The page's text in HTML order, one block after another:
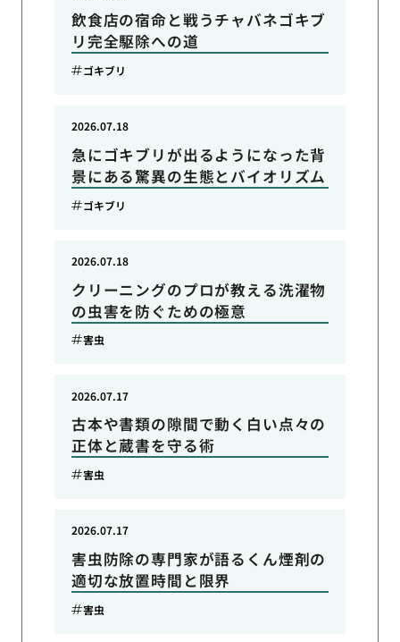
飲食店の宿命と戦うチャバネゴキブ
リ完全駆除への道
ゴキブリ
急にゴキブリが出るようになった背
景にある驚異の生態とバイオリズム
2026.07.18
ゴキブリ
クリーニングのプロが教える洗濯物
の虫害を防ぐための極意
2026.07.18
害虫
古本や書類の隙間で動く白い点々の
正体と蔵書を守る術
2026.07.17
害虫
害虫防除の専門家が語るくん煙剤の
適切な放置時間と限界
2026.07.17
害虫